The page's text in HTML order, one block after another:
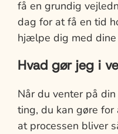
få en grundig
dag for at få en tid
hjælpe dig med
Hvad gør jeg i
Når du venter på
ting, du kan gøre
at processen bliver